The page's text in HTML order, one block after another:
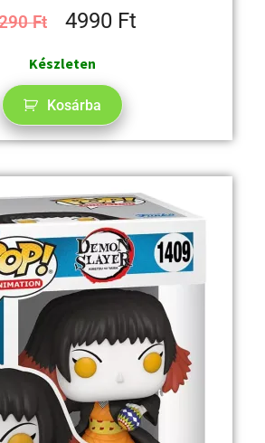
Ft 4990 Ft
Készleten
Kosárba